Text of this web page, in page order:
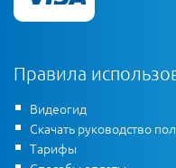
Правила
Видеогид
Скачать руководство
Тарифы